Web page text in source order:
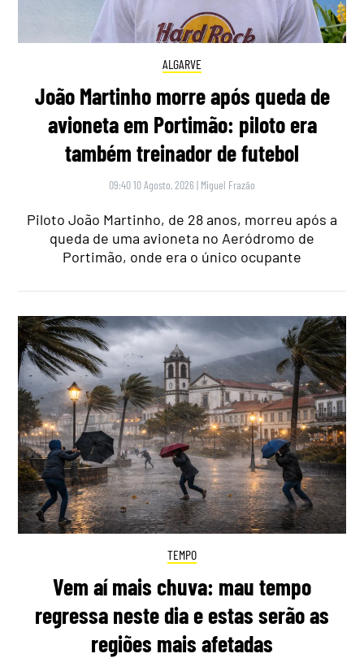
ALGARVE
João Martinho morre após queda de
avioneta em Portimão: piloto era
também treinador de futebol
09:40 10 Agosto, 2026 | Miguel Frazão
Piloto João Martinho, de 28 anos, morreu após a
queda de uma avioneta no Aeródromo de
Portimão, onde era o único ocupante
TEMPO
Vem aí mais chuva: mau tempo
regressa neste dia e estas serão as
regiões mais afetadas